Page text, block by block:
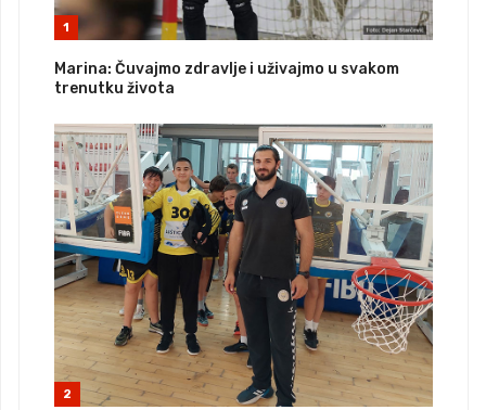
1
Marina: Čuvajmo zdravlje i uživajmo u svakom
trenutku života
2